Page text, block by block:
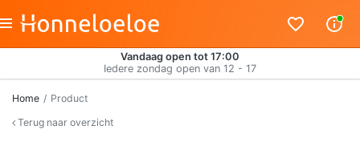
Vandaag open tot 17:00
Iedere zondag open van 12 - 17
Home
Product
Terug naar overzicht